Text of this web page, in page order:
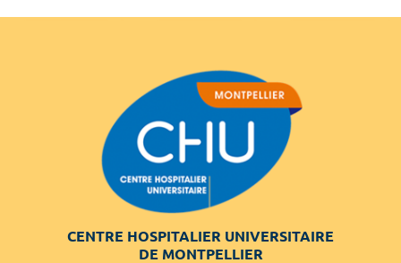
CENTRE HOSPITALIER UNIVERSITAIRE
DE MONTPELLIER